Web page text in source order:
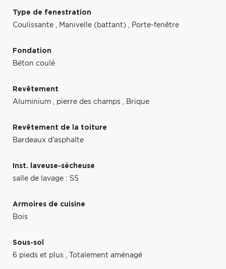
Type de fenestration
Coulissante , Manivelle (battant) , Porte-fenêtre
Fondation
Béton coulé
Revêtement
Aluminium , pierre des champs , Brique
Revêtement de la toiture
Bardeaux d'asphalte
Inst. laveuse-sécheuse
salle de lavage : SS
Armoires de cuisine
Bois
Sous-sol
6 pieds et plus , Totalement aménagé